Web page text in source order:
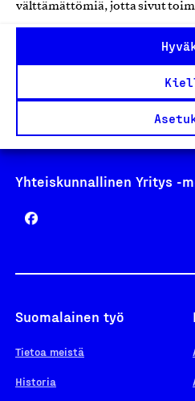
välttämättömiä, jotta sivut
Avainlippu
Design From Finland
Yhteiskunnallinen Yritys -
Suomalainen työ
Tietoa meistä
Historia